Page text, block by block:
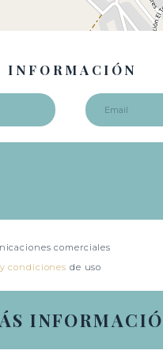
comerciales
condiciones de uso